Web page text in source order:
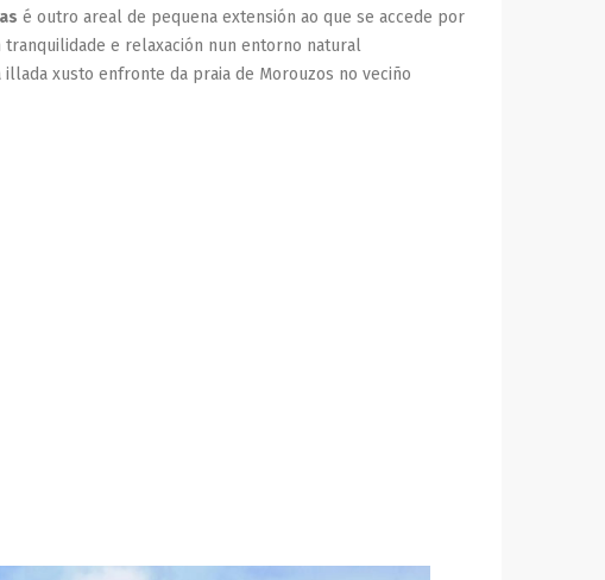
é outro areal de pequena extensión ao que se accede por
e relaxación nun entorno natural
illada xusto enfronte da praia de Morouzos no veciño